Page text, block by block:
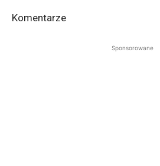
Komentarze
Sponsorowane